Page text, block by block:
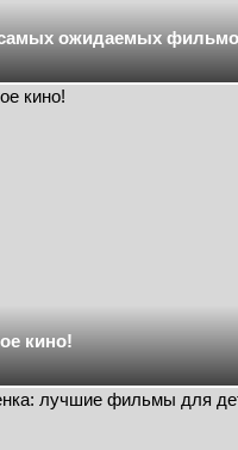
ожидаемых фильмов
кино!